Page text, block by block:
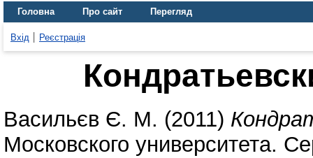
Головна Про сайт Перегляд
Вхід Реєстрація
Васильєв Є. М. (2011)
Московского университета.